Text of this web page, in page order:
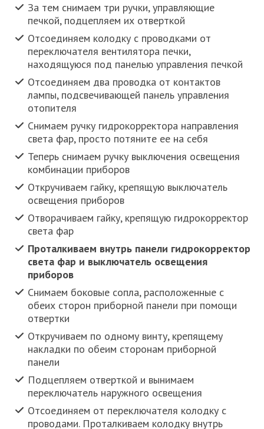
За тем снимаем три ручки, управляющие
печкой, подцепляем их отверткой
Отсоединяем колодку с проводками от
переключателя вентилятора печки,
находящуюся под панелью управления печкой
Отсоединяем два проводка от контактов
лампы, подсвечивающей панель управления
отопителя
Снимаем ручку гидрокорректора направления
света фар, просто потяните ее на себя
Теперь снимаем ручку выключения освещения
комбинации приборов
Откручиваем гайку, крепящую выключатель
освещения приборов
Отворачиваем гайку, крепящую гидрокорректор
света фар
Проталкиваем внутрь панели гидрокорректор
света фар и выключатель освещения
приборов
Снимаем боковые сопла, расположенные с
обеих сторон приборной панели при помощи
отвертки
Откручиваем по одному винту, крепящему
накладки по обеим сторонам приборной
панели
Подцепляем отверткой и вынимаем
переключатель наружного освещения
Отсоединяем от переключателя колодку с
проводами. Проталкиваем колодку внутрь